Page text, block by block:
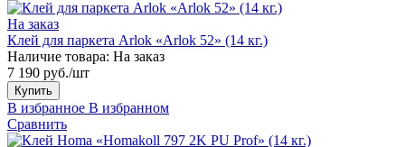
На заказ
Клей для паркета Arlok «Arlok 52» (14 кг.)
Наличие товара: На заказ
7 190 руб./шт
Купить
В избранное В избранном
Сравнить